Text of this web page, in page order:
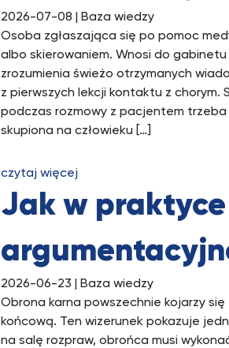
2026-07-08 | Baza wiedzy
Osoba zgłaszająca się po pomoc
albo skierowaniem. Wnosi do
zrozumienia świeżo otrzymanych
z pierwszych lekcji kontaktu z
podczas rozmowy z pacjentem trzeba
skupiona na człowieku […]
czytaj więcej
Jak w
2026-06-23 | Baza wiedzy
Obrona karna powszechnie kojarzy
końcową. Ten wizerunek pokazuje
na salę rozpraw, obrońca musi